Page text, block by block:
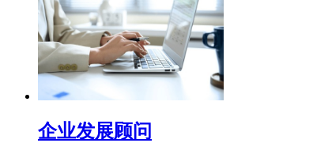
企业发展顾问